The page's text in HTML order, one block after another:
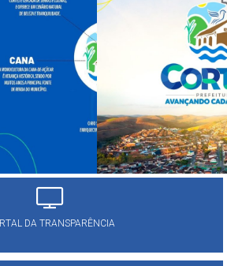
DA TRANSPARÊNCIA